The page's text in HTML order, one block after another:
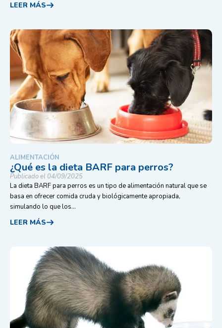
LEER MÁS
ALIMENTACIÓN
¿Qué es la dieta BARF para perros?
Publicado el 04/09/2025
La dieta BARF para perros es un tipo de alimentación natural que se
basa en ofrecer comida cruda y biológicamente apropiada,
simulando lo que los...
LEER MÁS